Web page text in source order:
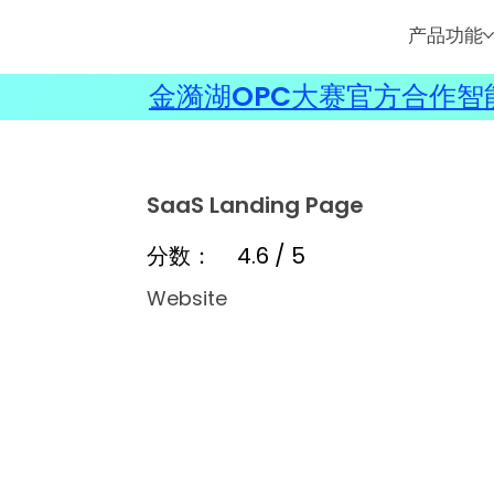
产品功能
SaaS Landing Page
分数：
4.6 / 5
Website
金漪湖OPC大赛官方合作